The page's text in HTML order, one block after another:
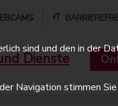
Dienste
sind und den in der
Navigation stimmen